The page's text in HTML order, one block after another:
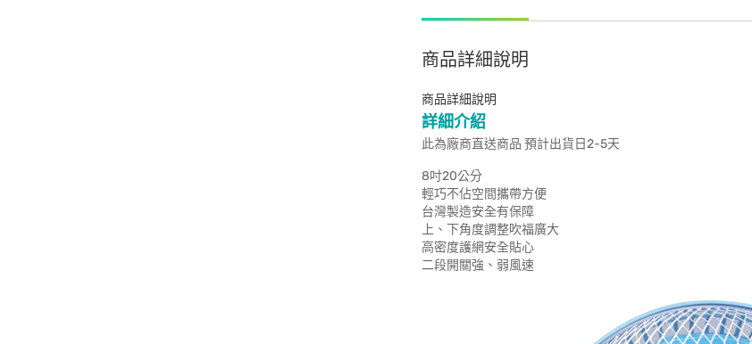
商品詳細說明
商品詳細說明
詳細介紹
此為廠商直送商品 預計出貨日2-5天
8吋20公分
輕巧不佔空間攜帶方便
台灣製造安全有保障
上、下角度調整吹福廣大
高密度護網安全貼心
二段開關強、弱風速